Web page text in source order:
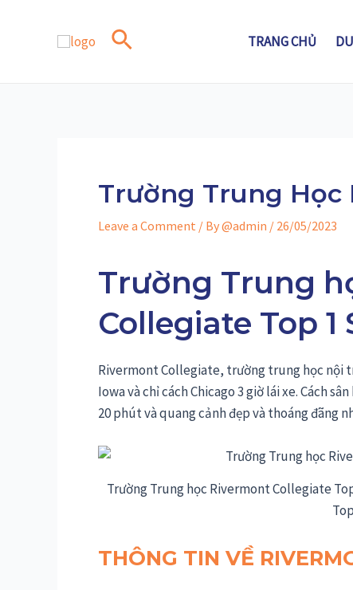
Search TRANG CHỦ
Trường Trung Học
Leave a Comment / By@admin / 26/05/2023
Trường Trung
Collegiate Top 1
Rivermont Collegiate, trường trung học nội
Iowa và chỉ cách Chicago 3 giờ lái xe. Cách
20 phút và quang cảnh đẹp và thoáng đãng
Trường Trung học Rivermont Collegiate
THÔNG TIN VỀ